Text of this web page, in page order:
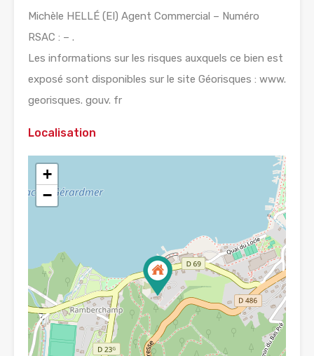
Michèle HELLÉ (EI) Agent Commercial – Numéro
RSAC : – .
Les informations sur les risques auxquels ce bien est
exposé sont disponibles sur le site Géorisques : www.
georisques. gouv. fr
Localisation
+
−